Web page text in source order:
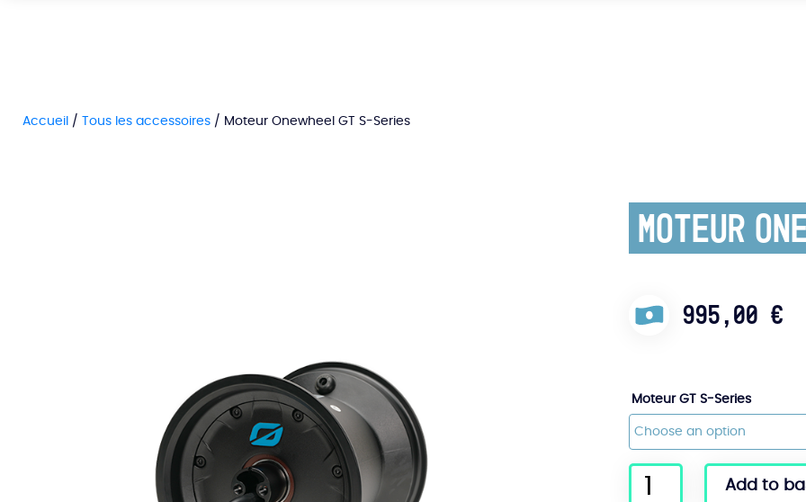
Accueil / Tous les accessoires / Moteur Onewheel GT S-Series
Moteur
995,00 €
Moteur GT S-Series
quantité
Add to